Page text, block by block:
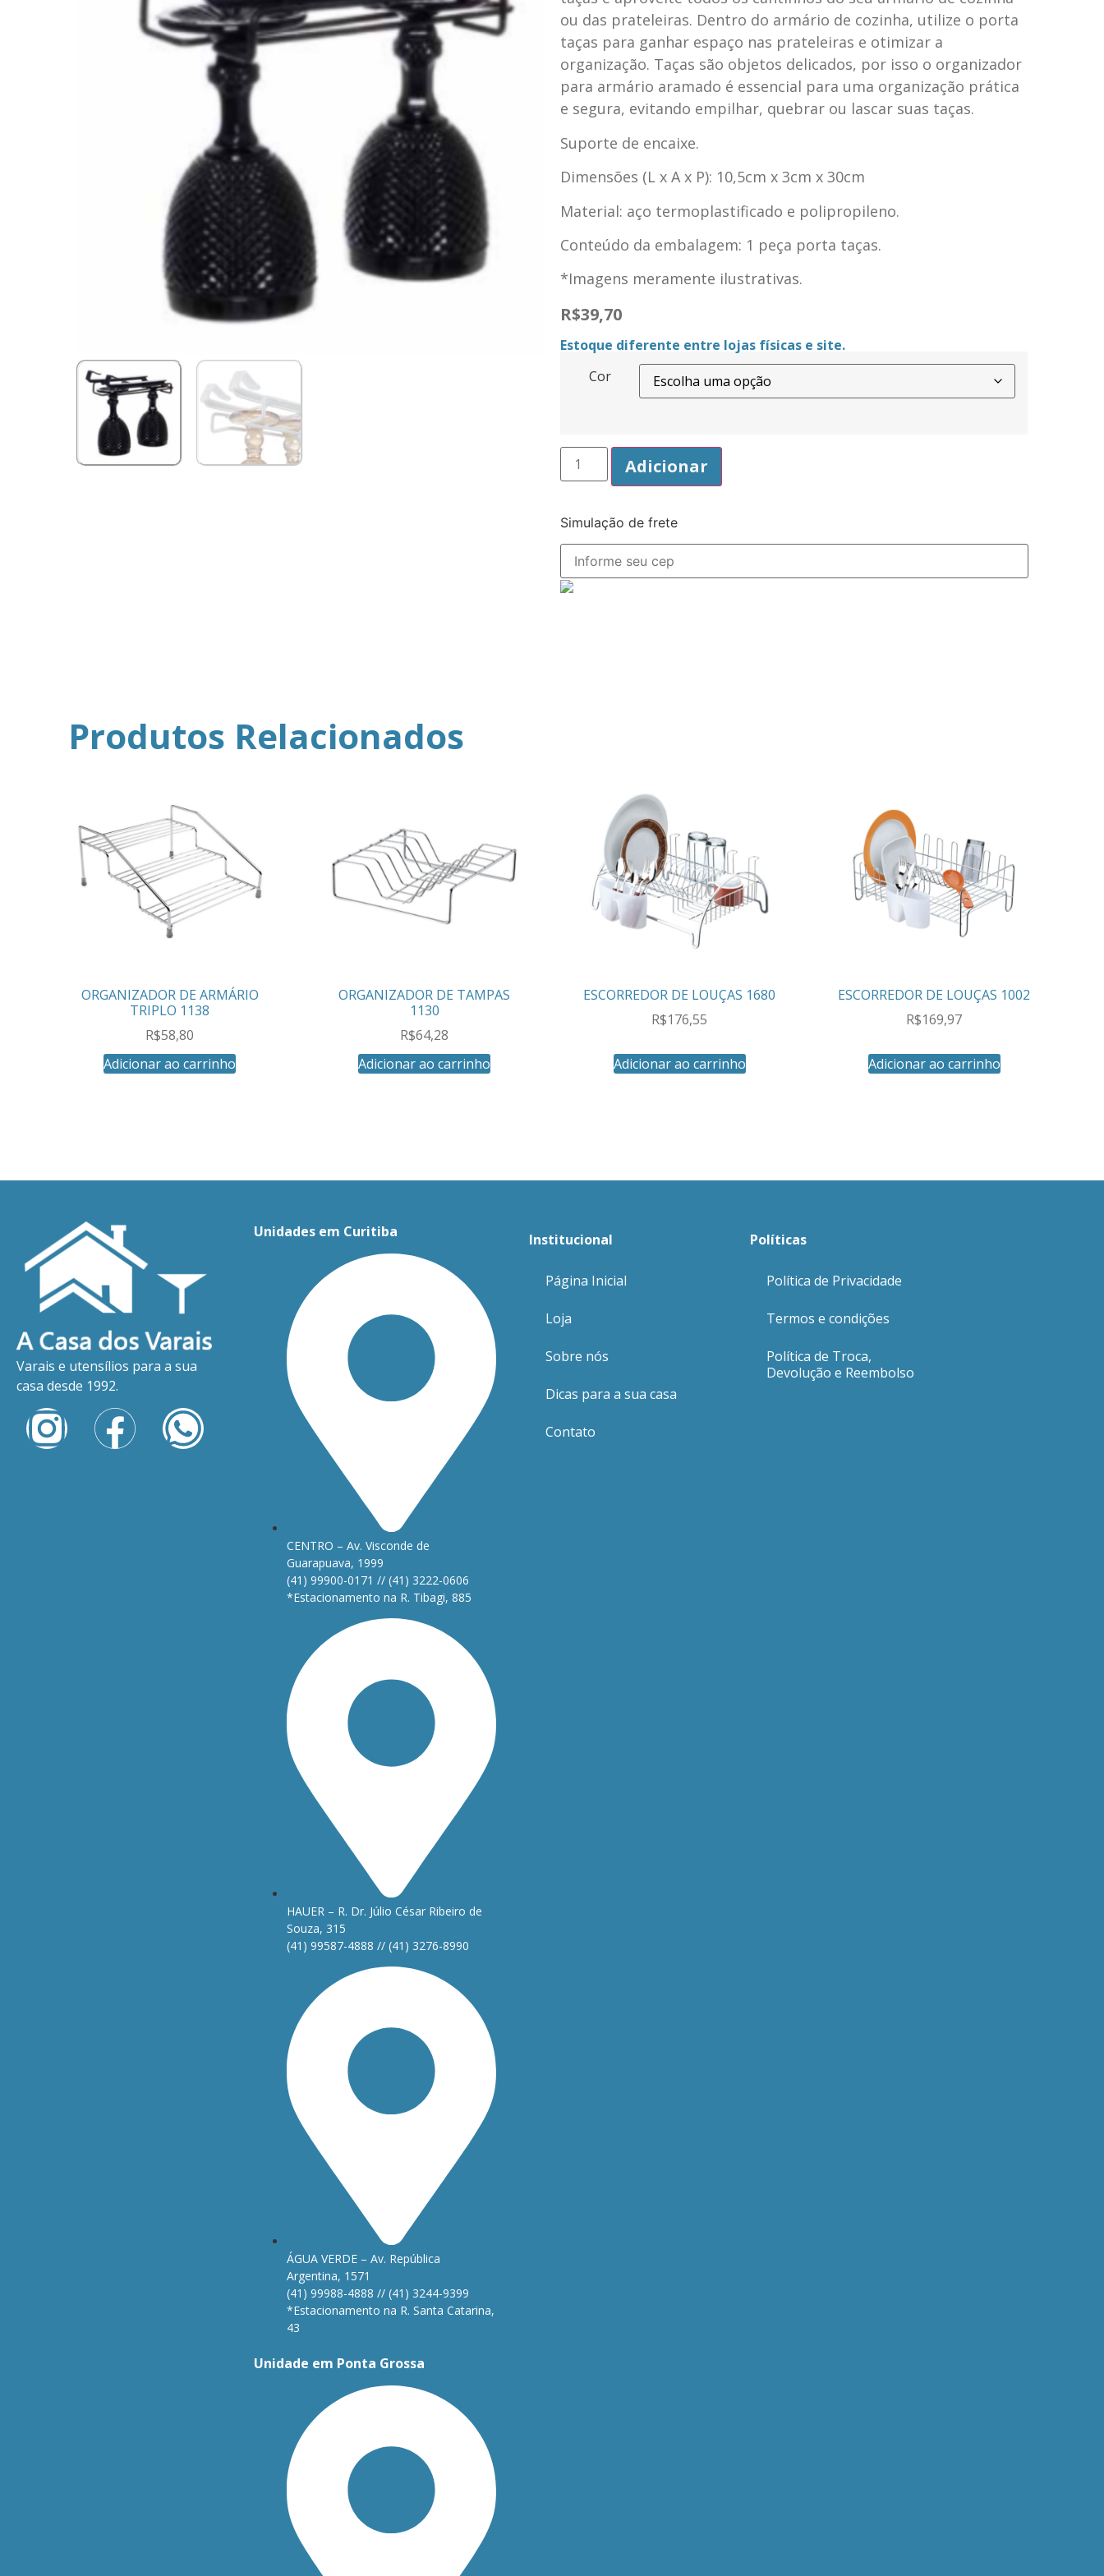
ou das prateleiras. Dentro do armário de cozinha, utilize o porta
taças para ganhar espaço nas prateleiras e otimizar a
organização. Taças são objetos delicados, por isso o organizador
para armário aramado é essencial para uma organização prática
e segura, evitando empilhar, quebrar ou lascar suas taças.
Suporte de encaixe.
Dimensões (L x A x P): 10,5cm x 3cm x 30cm
Material: aço termoplastificado e polipropileno.
Conteúdo da embalagem: 1 peça porta taças.
*Imagens meramente ilustrativas.
R$39,70
Estoque diferente entre lojas físicas e site.
Cor
Adicionar
Simulação de frete
Produtos Relacionados
ORGANIZADOR DE ARMÁRIO
TRIPLO 1138
R$58,80
Adicionar ao carrinho
ORGANIZADOR DE TAMPAS
1130
R$64,28
Adicionar ao carrinho
ESCORREDOR DE LOUÇAS 1680
R$176,55
Adicionar ao carrinho
ESCORREDOR DE LOUÇAS 1002
R$169,97
Adicionar ao carrinho
Varais e utensílios para a sua
casa desde 1992.
Unidades em Curitiba
CENTRO – Av. Visconde de
Guarapuava, 1999
(41) 99900-0171 // (41) 3222-0606
*Estacionamento na R. Tibagi, 885
HAUER – R. Dr. Júlio César Ribeiro de
Souza, 315
(41) 99587-4888 // (41) 3276-8990
ÁGUA VERDE – Av. República
Argentina, 1571
(41) 99988-4888 // (41) 3244-9399
*Estacionamento na R. Santa Catarina,
43
Unidade em Ponta Grossa
Institucional
Página Inicial
Loja
Sobre nós
Dicas para a sua casa
Contato
Políticas
Política de Privacidade
Termos e condições
Política de Troca,
Devolução e Reembolso